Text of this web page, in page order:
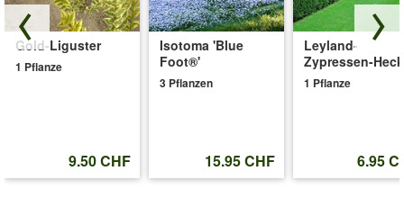
Gold-Liguster
1 Pflanze
9.50 CHF
Isotoma 'Blue
Foot®'
3 Pflanzen
15.95 CHF
Leyland-
Zypressen-
1 Pflanze
6.95